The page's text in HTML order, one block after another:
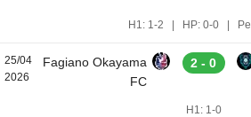
H1: 1-2 HP: 0-0
25/04
2026
Fagiano Okayama
FC
2 - 0
H1: 1-0